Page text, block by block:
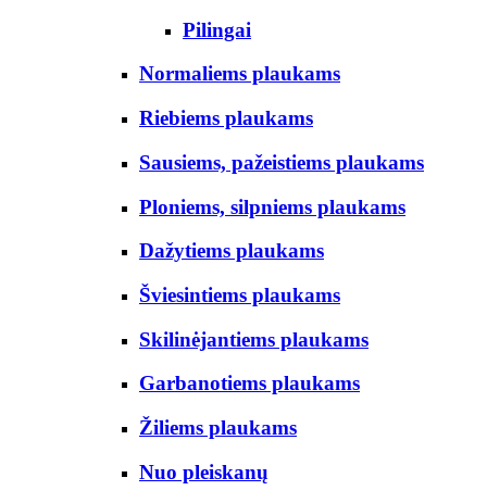
Pilingai
Normaliems plaukams
Riebiems plaukams
Sausiems, pažeistiems plaukams
Ploniems, silpniems plaukams
Dažytiems plaukams
Šviesintiems plaukams
Skilinėjantiems plaukams
Garbanotiems plaukams
Žiliems plaukams
Nuo pleiskanų